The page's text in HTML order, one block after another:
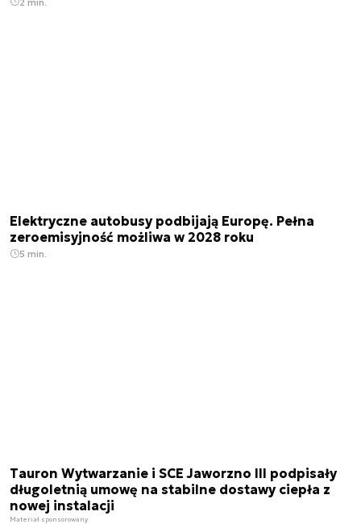
Elektryczne autobusy podbijają Europę. Pełna
zeroemisyjność możliwa w 2028 roku
5 min.
Tauron Wytwarzanie i SCE Jaworzno III podpisały
długoletnią umowę na stabilne dostawy ciepła z
nowej instalacji
Materiał sponsorowany